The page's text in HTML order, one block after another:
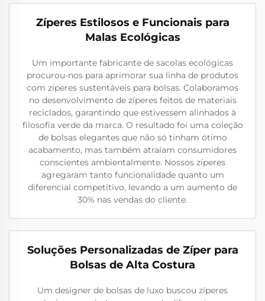
Zíperes Estilosos e Funcionais para
Malas Ecológicas
Um importante fabricante de sacolas ecológicas
procurou-nos para aprimorar sua linha de produtos
com zíperes sustentáveis para bolsas. Colaboramos
no desenvolvimento de zíperes feitos de materiais
reciclados, garantindo que estivessem alinhados à
filosofia verde da marca. O resultado foi uma coleção
de bolsas elegantes que não só tinham ótimo
acabamento, mas também atraíam consumidores
conscientes ambientalmente. Nossos zíperes
agregaram tanto funcionalidade quanto um
diferencial competitivo, levando a um aumento de
30% nas vendas do cliente.
Soluções Personalizadas de Zíper para
Bolsas de Alta Costura
Um designer de bolsas de luxo buscou zíperes